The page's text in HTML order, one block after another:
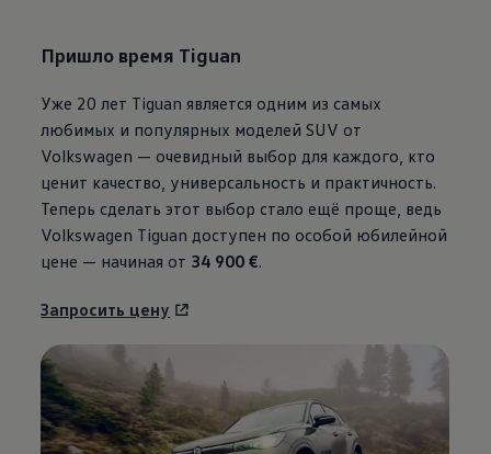
Пришло время Tiguan
Уже 20 лет Tiguan является одним из самых
любимых и популярных моделей SUV от
Volkswagen — очевидный выбор для каждого, кто
ценит качество, универсальность и практичность.
Теперь сделать этот выбор стало ещё проще, ведь
Volkswagen Tiguan доступен по особой юбилейной
цене — начиная от 34 900 €.
Запросить цену